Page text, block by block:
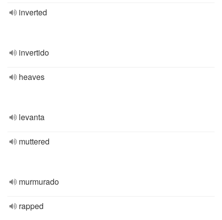
inverted
invertido
heaves
levanta
muttered
murmurado
rapped